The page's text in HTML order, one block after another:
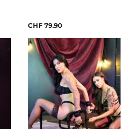
CHF 79.90